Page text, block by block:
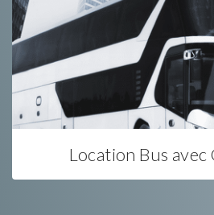
Location Bus